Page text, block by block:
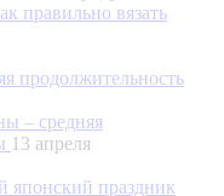
правильно вязать
– средняя
13 апреля